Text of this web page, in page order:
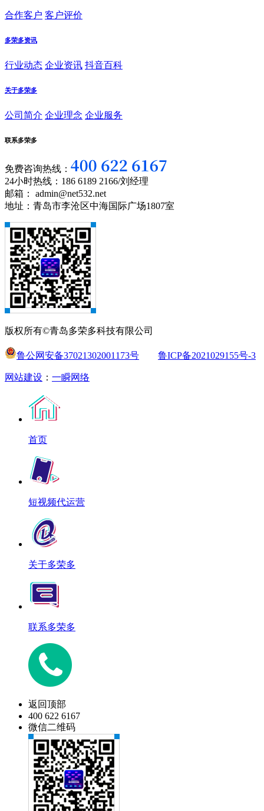
合作客户 客户评价
多荣多资讯
行业动态 企业资讯 抖音百科
关于多荣多
公司简介 企业理念 企业服务
联系多荣多
免费咨询热线：
24小时热线：186 6189 2166/刘经理
邮箱： admin@net532.net
地址：青岛市李沧区中海国际广场1807室
版权所有©青岛多荣多科技有限公司
鲁公网安备37021302001173号 鲁ICP备2021029155号-3
网站建设 ： 一瞬网络
首页
短视频代运营
关于多荣多
联系多荣多
返回顶部
400 622 6167
微信二维码